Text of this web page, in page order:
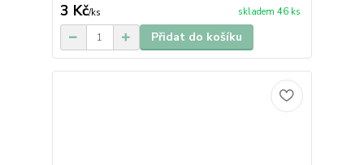
3 Kč/ks skladem 46 ks
Přidat do košíku